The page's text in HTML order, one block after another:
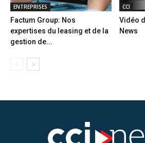
ENTREPRISES
Factum Group: Nos
expertises du leasing et de la
gestion de...
CCI
Vidéo
News